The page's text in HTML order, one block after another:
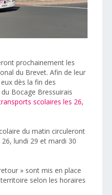
prochainement les
du Brevet. Afin de leur
dès la fin des
Bocage Bressuirais
scolaires les 26,
du matin circuleront
lundi 29 et mardi 30
» sont mis en place
selon les horaires